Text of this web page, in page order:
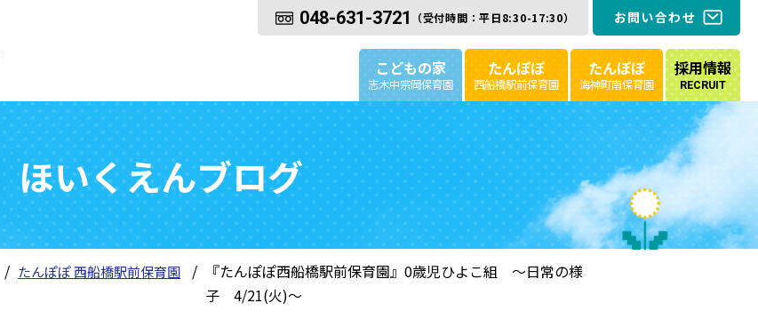
048-631-3721 （受付時間：平日8:30-17:30） お問い合わせ
こどもの家
志木中宗岡保育園
たんぽぽ
西船橋駅前保育園
たんぽぽ
海神町南保育園
採用情報
RECRUIT
ほいくえんブログ
たんぽぽ 西船橋駅前保育園
『たんぽぽ西船橋駅前保育園』0歳児ひよこ組 ～日常の様
子 4/21(火)～